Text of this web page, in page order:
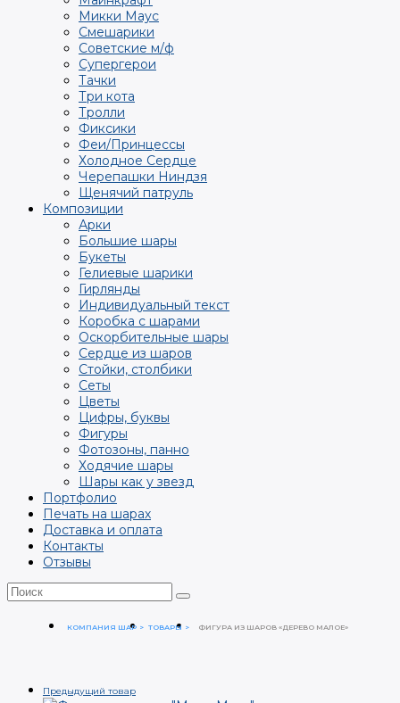
Микки Маус
Смешарики
Советские м/ф
Супергерои
Тачки
Три кота
Тролли
Фиксики
Феи/Принцессы
Холодное Сердце
Черепашки Ниндзя
Щенячий патруль
Композиции
Арки
Большие шары
Букеты
Гелиевые шарики
Гирлянды
Индивидуальный текст
Коробка с шарами
Оскорбительные шары
Сердце из шаров
Стойки, столбики
Сеты
Цветы
Цифры, буквы
Фигуры
Фотозоны, панно
Ходячие шары
Шары как у звезд
Портфолио
Печать на шарах
Доставка и оплата
Контакты
Отзывы
КОМПАНИЯ ШАР ТОВАРЫ ФИГУРА ИЗ ШАРОВ «ДЕРЕВО МАЛОЕ»
Предыдущий товар